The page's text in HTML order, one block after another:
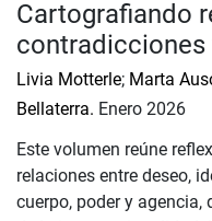
Cartografiando
contradicciones
Livia Motterle; Marta
Bellaterra. Enero 2026
Este volumen reúne
relaciones entre deseo,
cuerpo, poder y